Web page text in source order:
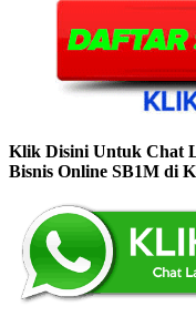
Klik Disini Untuk Chat
Bisnis Online SB1M di